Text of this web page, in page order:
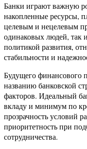
Банки играют важную
накопленные ресурсы,
целевым и нецелевым
одинаковых людей, так
политикой развития,
стабильности и
Будущего финансового
названию банковской
факторов. Идеальный
вкладу и минимум по
прозрачность условий
приоритетность при
сотрудничества.